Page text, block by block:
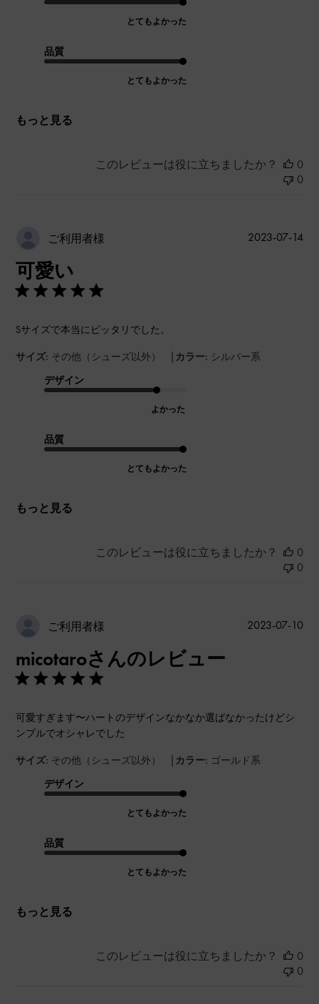
とてもよかった
品質
とてもよかった
もっと見る
このレビューは役に立ちましたか？
0
0
ご利用者様
可愛い
Sサイズで本当にピッタリでした。
サイズ: その他（シューズ以外） | カラー: シルバー系
デザイン
よかった
品質
とてもよかった
もっと見る
公
2023-07-14
このレビューは役に立ちましたか？
0
0
ご利用者様
micotaroさんのレビュー
可愛すぎます〜ハートのデザインなかなか選ばなかったけどシ
ンプルでオシャレでした
サイズ: その他（シューズ以外） | カラー: ゴールド系
デザイン
とてもよかった
品質
とてもよかった
もっと見る
公
2023-07-10
このレビューは役に立ちましたか？
0
0